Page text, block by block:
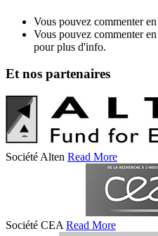
Vous pouvez commenter
Vous pouvez commenter
pour plus d'info.
Et nos partenaires
Société Alten Read More
Société CEA Read More